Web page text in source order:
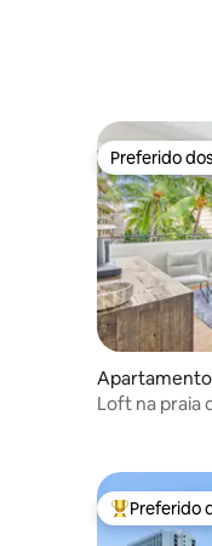
Preferido
Preferido
Apartamento
Loft na praia
Entre os
Preferido